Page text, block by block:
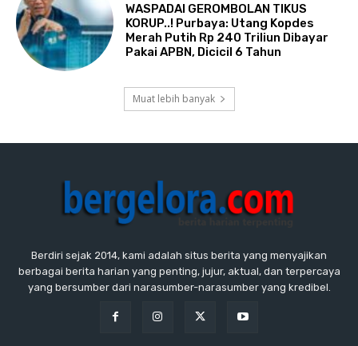
WASPADAI GEROMBOLAN TIKUS
KORUP..! Purbaya: Utang Kopdes
Merah Putih Rp 240 Triliun Dibayar
Pakai APBN, Dicicil 6 Tahun
Muat lebih banyak
Berdiri sejak 2014, kami adalah situs berita yang menyajikan
berbagai berita harian yang penting, jujur, aktual, dan terpercaya
yang bersumber dari narasumber-narasumber yang kredibel.